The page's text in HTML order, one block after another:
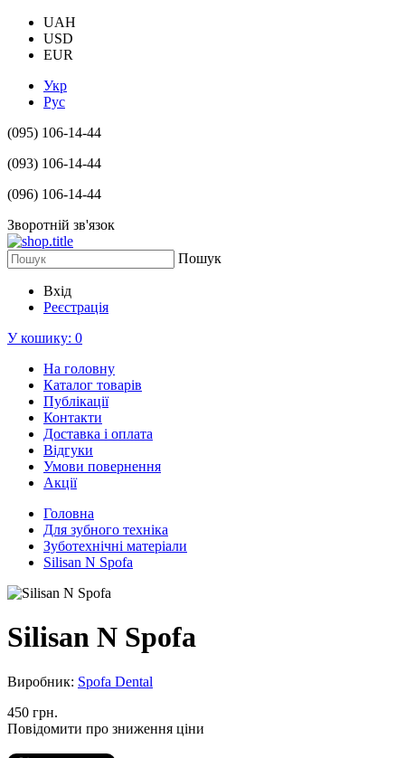
UAH
USD
EUR
Укр
Рус
(095) 106-14-44
(093) 106-14-44
(096) 106-14-44
Зворотній зв'язок
Пошук
Вхід
Реєстрація
У кошику: 0
На головну
Каталог товарів
Публікації
Контакти
Доставка і оплата
Відгуки
Умови повернення
Акції
Головна
Для зубного техніка
Зуботехнічні матеріали
Silisan N Spofa
Silisan N Spofa
Виробник: Spofa Dental
450 грн.
Повідомити про зниження ціни